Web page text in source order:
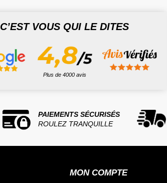
C’EST VOUS QUI LE DITES
Plus de 4000 avis
PAIEMENTS SÉCURISÉS
ROULEZ TRANQUILLE
MON COMPTE